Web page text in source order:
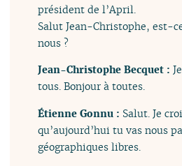
président de l’April.
Salut Jean-Christophe, est-
nous ?
Jean-Christophe Becquet :
tous. Bonjour à toutes.
Étienne Gonnu : Salut. Je
qu’aujourd’hui tu vas nous
géographiques libres.